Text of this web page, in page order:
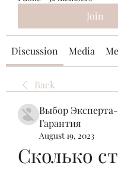
Join
Discussion Media
Back
Выбор
Гарантия
August 19, 2023
Сколько